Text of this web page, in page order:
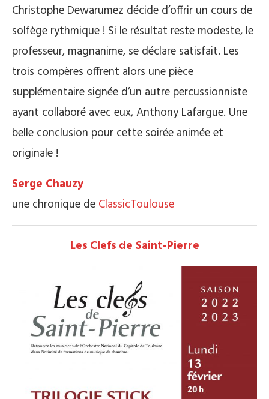
Christophe Dewarumez décide d’offrir un cours de
solfège rythmique ! Si le résultat reste modeste, le
professeur, magnanime, se déclare satisfait. Les
trois compères offrent alors une pièce
supplémentaire signée d’un autre percussionniste
ayant collaboré avec eux, Anthony Lafargue. Une
belle conclusion pour cette soirée animée et
originale !
Serge Chauzy
une chronique de ClassicToulouse
Les Clefs de Saint-Pierre